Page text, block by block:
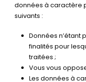
données à caractère
suivants :
Données n’étant
finalités pour
traitées ;
Vous vous
Les données à